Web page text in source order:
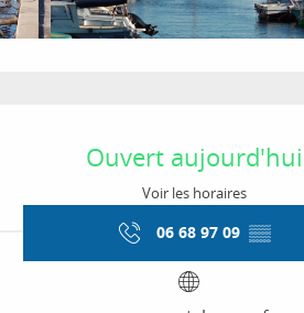
Ouverture
Ouvert aujourd'hui
Voir les horaires
06 68 97 09 ▒▒